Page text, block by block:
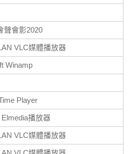
聲會影2020
VLC媒體播放器
Winamp
Player
Elmedia播放器
VLC媒體播放器